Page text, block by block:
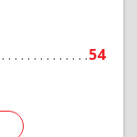
54
Подробнее